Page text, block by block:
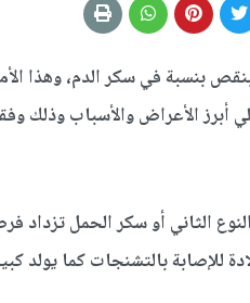
بنسبة في سكر الدم، وهذا
الأعراض والأسباب وذلك
الثاني أو سكر الحمل تزداد
للإصابة بالتشنجات كما يولد